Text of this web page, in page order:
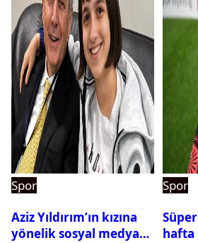
Spor
Aziz Yıldırım’ın kızına
yönelik sosyal medya
Spor
hafta